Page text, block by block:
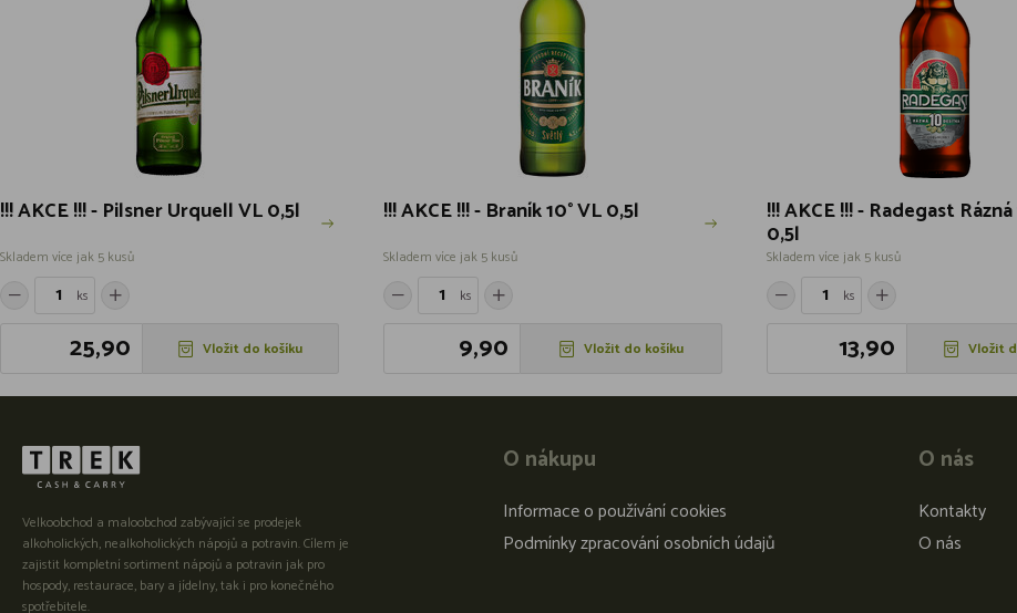
!!! AKCE !!! - Pilsner Urquell VL 0,5l
Skladem více jak 5 kusů
ks
25,90 Vložit do košíku
!!! AKCE !!! - Braník 10° VL 0,5l
Skladem více jak 5 kusů
ks
9,90 Vložit do košíku
!!! AKCE !!! - Radegast
0,5l
Skladem více jak 5 kusů
ks
13,90 Vložit
Velkoobchod a maloobchod zabývající se prodejek
alkoholických, nealkoholických nápojů a potravin. Cílem je
zajistit kompletní sortiment nápojů a potravin jak pro
hospody, restaurace, bary a jídelny, tak i pro konečného
spotřebitele.
O nákupu
Informace o používání cookies
Podmínky zpracování osobních údajů
O nás
Kontakty
O nás